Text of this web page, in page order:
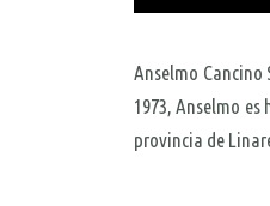
Anselmo
1973, Anselmo
provincia de